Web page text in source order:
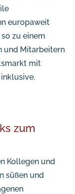
europaweit
zu einem
und Mitarbeitern
mit
zum
Kollegen und
süßen und